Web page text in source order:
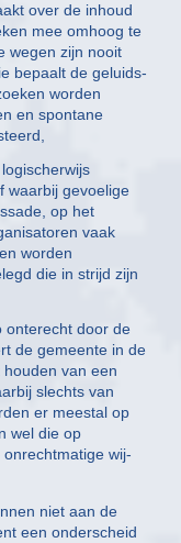
over de inhoud
mee omhoog te
wegen zijn nooit
bepaalt de geluids-
worden
en spontane
waarbij gevoelige
op het
vaak
worden
die in strijd zijn
onterecht door de
de gemeente in de
van een
slechts van
er meestal op
wel die op
wij-
niet aan de
een onderscheid